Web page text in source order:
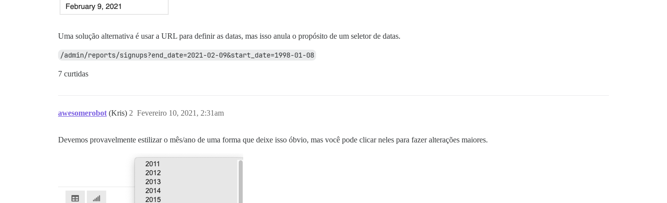
Uma solução alternativa é usar a URL para definir as datas, mas isso anula o propósito de um seletor de datas.
/admin/reports/signups?end_date=2021-02-09&start_date=1998-01-08
7 curtidas
awesomerobot (Kris) Fevereiro 10, 2021, 2:31am
2
Devemos provavelmente estilizar o mês/ano de uma forma que deixe isso óbvio, mas você pode clicar neles para fazer alterações maiores.